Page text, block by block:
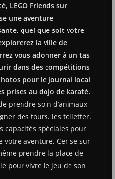
LEGO Friends sur
une aventure
quel que soit votre
la ville de
vous adonner à un tas
dans des compétitions
pour le journal local
prises au dojo de karaté.
prendre soin d’animaux
des tours, les toiletter,
capacités spéciales pour
votre aventure. Cerise sur
prendre la place de
pour vivre le jeu de son